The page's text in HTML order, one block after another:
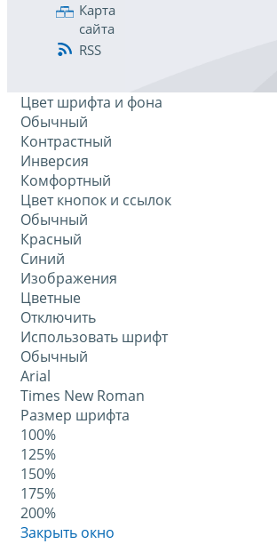
Карта
сайта
RSS
Цвет шрифта и фона
Обычный
Контрастный
Инверсия
Комфортный
Цвет кнопок и ссылок
Обычный
Красный
Синий
Изображения
Цветные
Отключить
Использовать шрифт
Обычный
Arial
Times New Roman
Размер шрифта
100%
125%
150%
175%
200%
Закрыть окно